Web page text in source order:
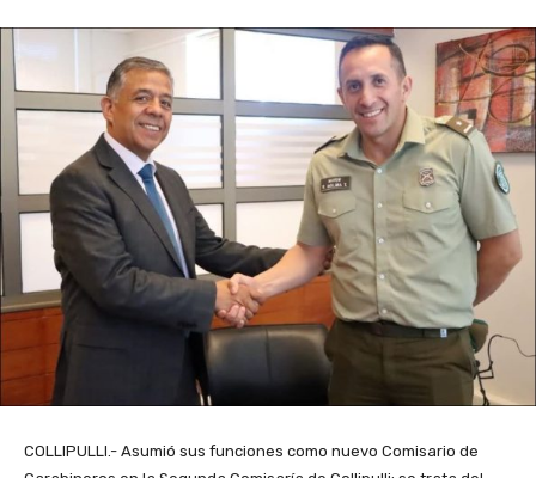
COLLIPULLI.- Asumió sus funciones como nuevo Comisario de